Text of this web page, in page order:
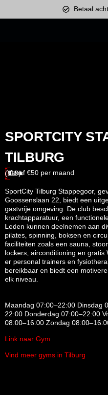
Betaal
SPORTCITY
TILBURG
4.1★
(119)
Vanaf €50 per maand
SportCity Tilburg Stappegoor,
Goossenslaan 22, biedt een
gastvrije omgeving. De club
krachtapparatuur, een
Leden kunnen deelnemen aan
pilates, spinning, boksen en
faciliteiten zoals een sauna,
lockers, airconditioning en gratis
er personal trainers en
bereikbaar en biedt een
elk niveau.
Maandag 07:00–22:00 Dinsdag
22:00 Donderdag 07:00–22:00
08:00–16:00 Zondag
Link naar Gym
Vind meer gyms in Tilburg